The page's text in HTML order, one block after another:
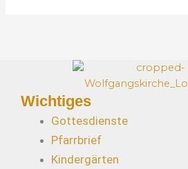
Wichtiges
Gottesdienste
Pfarrbrief
Kindergärten